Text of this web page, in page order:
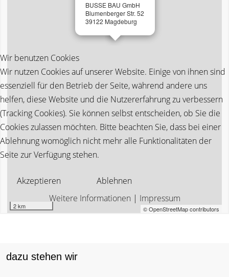
BUSSE BAU GmbH
Blumenberger Str. 52
39122 Magdeburg
2 km © OpenStreetMap contributors
dazu stehen wir
Wir benutzen Cookies
Wir nutzen Cookies auf unserer Website. Einige von ihnen sind
essenziell für den Betrieb der Seite, während andere uns
helfen, diese Website und die Nutzererfahrung zu verbessern
(Tracking Cookies). Sie können selbst entscheiden, ob Sie die
Cookies zulassen möchten. Bitte beachten Sie, dass bei einer
Ablehnung womöglich nicht mehr alle Funktionalitäten der
Seite zur Verfügung stehen.
Akzeptieren
Ablehnen
Weitere Informationen | Impressum